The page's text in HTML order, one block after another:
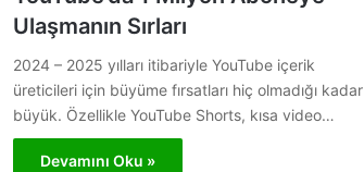
Ulaşmanın Sırları
2024 – 2025 yılları itibariyle YouTube içerik
üreticileri için büyüme fırsatları hiç olmadığı kadar
büyük. Özellikle YouTube Shorts, kısa video…
Devamını Oku »